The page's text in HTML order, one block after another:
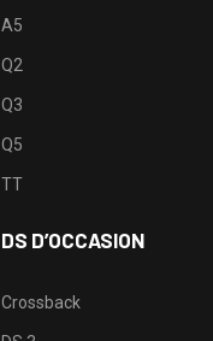
A5
Q2
Q3
Q5
TT
DS D’OCCASION
Crossback